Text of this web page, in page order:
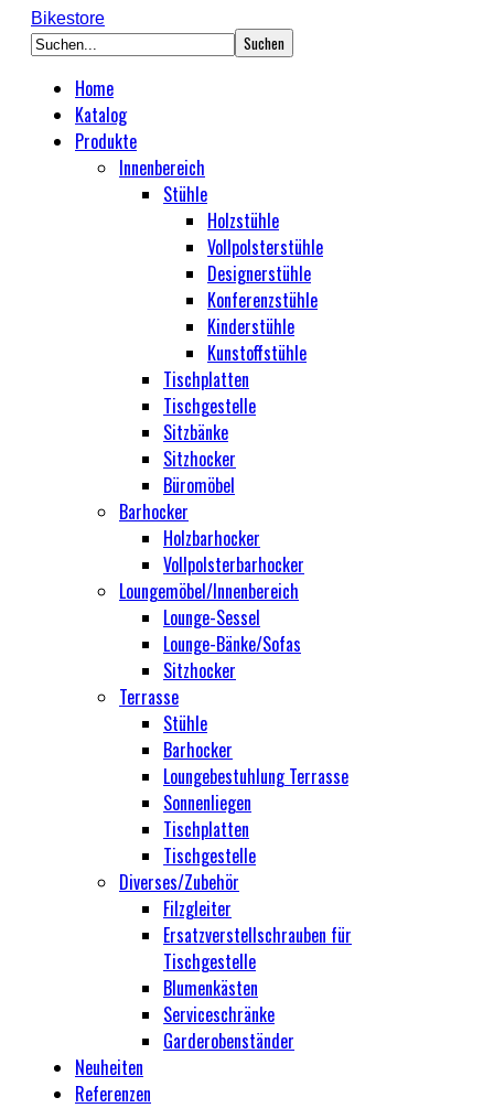
Bikestore
Home
Katalog
Produkte
Innenbereich
Stühle
Holzstühle
Vollpolsterstühle
Designerstühle
Konferenzstühle
Kinderstühle
Kunstoffstühle
Tischplatten
Tischgestelle
Sitzbänke
Sitzhocker
Büromöbel
Barhocker
Holzbarhocker
Vollpolsterbarhocker
Loungemöbel/Innenbereich
Lounge-Sessel
Lounge-Bänke/Sofas
Sitzhocker
Terrasse
Stühle
Barhocker
Loungebestuhlung Terrasse
Sonnenliegen
Tischplatten
Tischgestelle
Diverses/Zubehör
Filzgleiter
Ersatzverstellschrauben für
Tischgestelle
Blumenkästen
Serviceschränke
Garderobenständer
Neuheiten
Referenzen